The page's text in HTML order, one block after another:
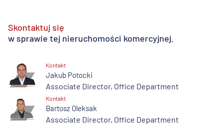
Skontaktuj się
w sprawie tej nieruchomości komercyjnej.
Kontakt
Jakub Potocki
Associate Director, Office Department
Kontakt
Bartosz Oleksak
Associate Director, Office Department